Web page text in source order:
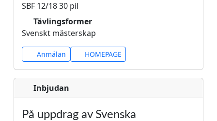
SBF 12/18 30 pil
Tävlingsformer
Svenskt mästerskap
Anmälan HOMEPAGE
Inbjudan
På uppdrag av Svenska